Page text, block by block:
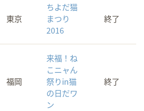
東京
ちよだ猫
まつり
2016
終了
福岡
来福！ね
こニャん
祭りin猫
の日だワ
ン
終了